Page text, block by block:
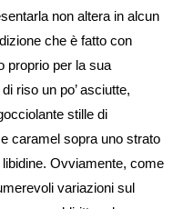
non altera in alcun
che è fatto con
proprio per la sua
riso un po’ asciutte,
stille di
caramel sopra uno strato
Ovviamente, come
variazioni sul